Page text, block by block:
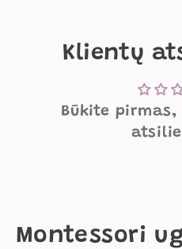
Klientų
Būkite
Montessori